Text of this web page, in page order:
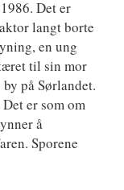
Det er
langt borte
en ung
til sin mor
på Sørlandet.
er som om
å
Sporene